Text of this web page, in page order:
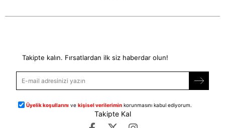
Takipte kalın. Fırsatlardan ilk siz haberdar olun!
Üyelik koşullarını vekişisel verilerimin korunmasını kabul ediyorum.
Takipte Kal